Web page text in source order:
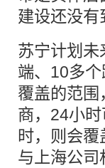
建设还没有
苏宁计划
端、10多
覆盖的范围
商，24小
时，则会
与上海公司